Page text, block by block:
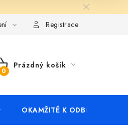
Registrace
Prázdný košík
OKAMŽITĚ K ODBĚRU